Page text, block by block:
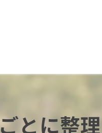
とに整